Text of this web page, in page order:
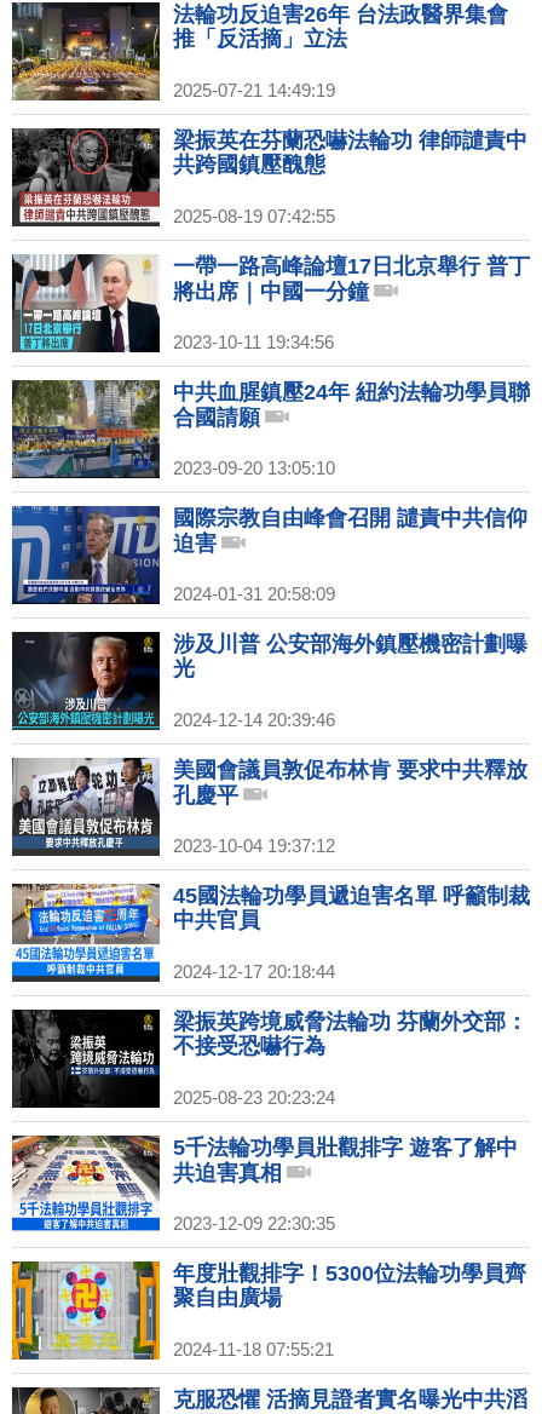
法輪功反迫害26年 台法政醫界集會
推「反活摘」立法
2025-07-21 14:49:19
梁振英在芬蘭恐嚇法輪功 律師譴責中
共跨國鎮壓醜態
2025-08-19 07:42:55
一帶一路高峰論壇17日北京舉行 普丁
將出席｜中國一分鐘
2023-10-11 19:34:56
中共血腥鎮壓24年 紐約法輪功學員聯
合國請願
2023-09-20 13:05:10
國際宗教自由峰會召開 譴責中共信仰
迫害
2024-01-31 20:58:09
涉及川普 公安部海外鎮壓機密計劃曝
光
2024-12-14 20:39:46
美國會議員敦促布林肯 要求中共釋放
孔慶平
2023-10-04 19:37:12
45國法輪功學員遞迫害名單 呼籲制裁
中共官員
2024-12-17 20:18:44
梁振英跨境威脅法輪功 芬蘭外交部：
不接受恐嚇行為
2025-08-23 20:23:24
5千法輪功學員壯觀排字 遊客了解中
共迫害真相
2023-12-09 22:30:35
年度壯觀排字！5300位法輪功學員齊
聚自由廣場
2024-11-18 07:55:21
克服恐懼 活摘見證者實名曝光中共滔